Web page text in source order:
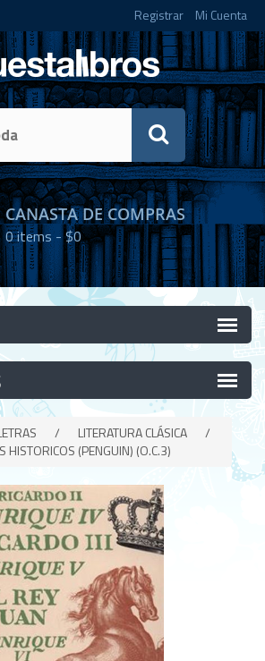
Registrar Mi Cuenta
CANASTA DE COMPRAS
0items -$0
/ LITERATURA CLÁSICA
/
HISTORICOS (PENGUIN) (O.C.3)